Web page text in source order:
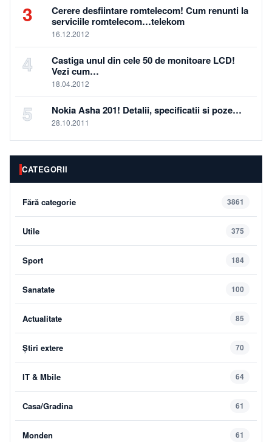
3
Cerere desfiintare romtelecom! Cum renunti la
serviciile romtelecom…telekom
16.12.2012
4
Castiga unul din cele 50 de monitoare LCD!
Vezi cum…
18.04.2012
5 Nokia Asha 201! Detalii, specificatii si poze…
28.10.2011
CATEGORII
Fără categorie 3861
Utile 375
Sport 184
Sanatate 100
Actualitate 85
Știri extere 70
IT & Mbile 64
Casa/Gradina 61
Monden 61